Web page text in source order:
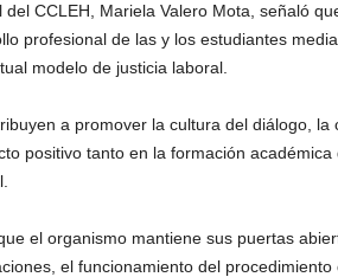
del CCLEH, Mariela Valero Mota, señaló
profesional de las y los estudiantes
modelo de justicia laboral.
a promover la cultura del diálogo, la
positivo tanto en la formación
el organismo mantiene sus puertas
el funcionamiento del